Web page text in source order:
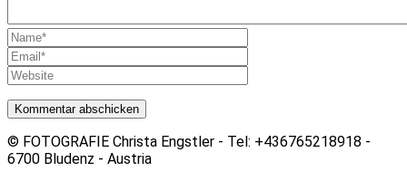
© FOTOGRAFIE Christa Engstler - Tel: +436765218918 -
6700 Bludenz - Austria